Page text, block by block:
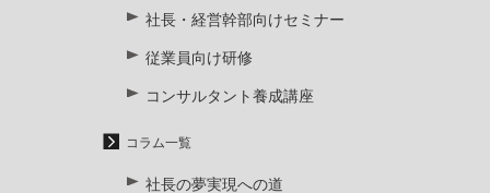
社長・経営幹部向けセミナー
従業員向け研修
コンサルタント養成講座
コラム一覧
社長の夢実現への道